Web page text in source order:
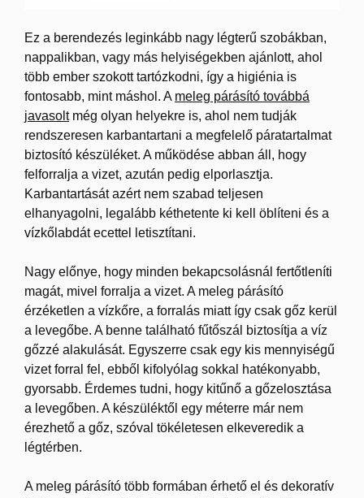
Ez a berendezés leginkább nagy légterű szobákban,
nappalikban, vagy más helyiségekben ajánlott, ahol
több ember szokott tartózkodni, így a higiénia is
fontosabb, mint máshol. A meleg párásító továbbá
javasoltmég olyan helyekre is, ahol nem tudják
rendszeresen karbantartani a megfelelő páratartalmat
biztosító készüléket. A működése abban áll, hogy
felforralja a vizet, azután pedig elporlasztja.
Karbantartását azért nem szabad teljesen
elhanyagolni, legalább kéthetente ki kell öblíteni és a
vízkőlabdát ecettel letisztítani.
Nagy előnye, hogy minden bekapcsolásnál fertőtleníti
magát, mivel forralja a vizet. A meleg párásító
érzéketlen a vízkőre, a forralás miatt így csak gőz kerül
a levegőbe. A benne található fűtőszál biztosítja a víz
gőzzé alakulását. Egyszerre csak egy kis mennyiségű
vizet forral fel, ebből kifolyólag sokkal hatékonyabb,
gyorsabb. Érdemes tudni, hogy kitűnő a gőzelosztása
a levegőben. A készüléktől egy méterre már nem
érezhető a gőz, szóval tökéletesen elkeveredik a
légtérben.
A meleg párásító több formában érhető el és dekoratív